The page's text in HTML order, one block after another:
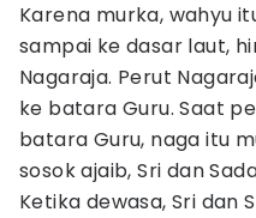
Karena murka, wahyu
sampai ke dasar laut,
Nagaraja. Perut
ke batara Guru. Saat
batara Guru, naga itu
sosok ajaib, Sri dan
Ketika dewasa, Sri dan